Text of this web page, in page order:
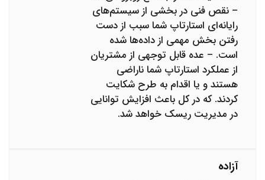
– نقص فنی در بخشی از سیستم‌های
رایانه‌ای استارتاپ شما سبب از دست
رفتن بخش مهمی از داده‌ها شده
است. – عده قابل توجهی از مشتریان
از عملکرد استارتاپ شما ناراضی
هستند و یا اقدام به طرح شکایت
کردند. که در کل باعث افزایش توانایی
در مدیریت ریسک خواهد شد.
آزاده